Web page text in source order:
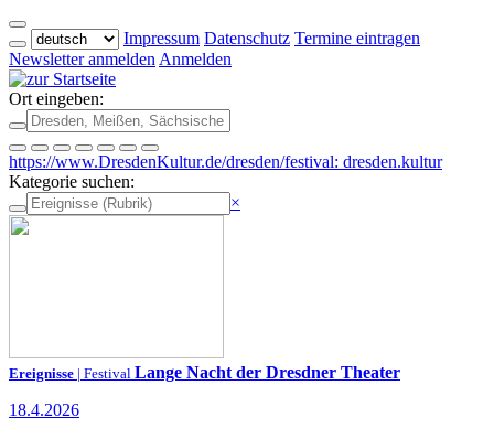
Impressum Datenschutz Termine eintragen
Newsletter anmelden Anmelden
Ort eingeben:
https://www.DresdenKultur.de/dresden/festival: dresden.kultur
Kategorie suchen:
×
Ereignisse | Festival Lange Nacht der Dresdner Theater
18.4.2026